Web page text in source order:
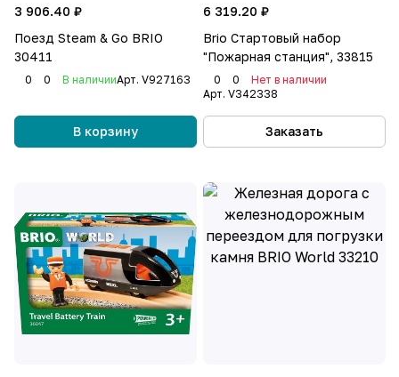
3 906.40 ₽
Поезд Steam & Go BRIO
30411
0 0 В наличииАрт. V927163
В корзину
6 319.20 ₽
Brio Стартовый набор
"Пожарная станция", 33815
0 0
Нет в наличии
Арт. V342338
Заказать